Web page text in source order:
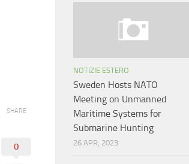
SHARE
0
NOTIZIE ESTERO
Sweden Hosts NATO
Meeting on Unmanned
Maritime Systems for
Submarine Hunting
26 APR, 2023